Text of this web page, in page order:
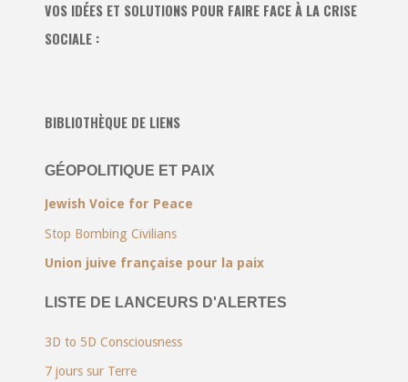
VOS IDÉES ET SOLUTIONS POUR FAIRE FACE À LA CRISE
SOCIALE :
BIBLIOTHÈQUE DE LIENS
GÉOPOLITIQUE ET PAIX
Jewish Voice for Peace
Stop Bombing Civilians
Union juive française pour la paix
LISTE DE LANCEURS D'ALERTES
3D to 5D Consciousness
7 jours sur Terre